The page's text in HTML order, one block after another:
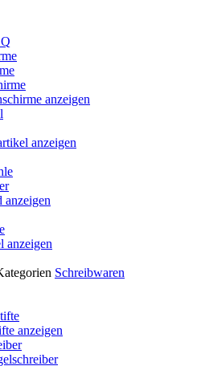
anzeigen
anzeigen
anzeigen
anzeigen
Schreibwaren
anzeigen